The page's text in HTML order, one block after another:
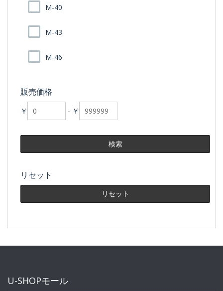
M-40
M-43
M-46
販売価格
￥ - ￥
リセット
U-SHOPモール